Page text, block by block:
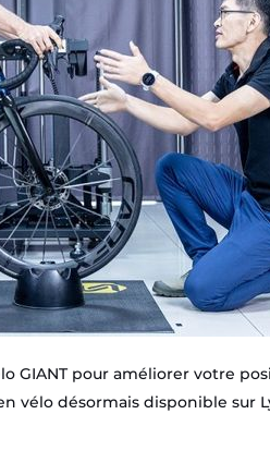
GIANT pour améliorer votre
vélo désormais disponible sur